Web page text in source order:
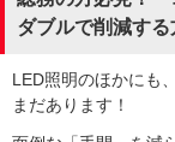
ダブルで削減する
LED照明のほかにも
まだあります！